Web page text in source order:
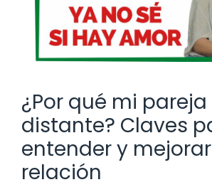
¿Por qué mi
distante? Claves
entender y
relación